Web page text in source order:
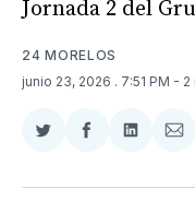
Jornada 2 del
24 MORELOS
junio 23, 2026 . 7:51 PM - 2
Compartir
Twitter
Compartir
Facebook